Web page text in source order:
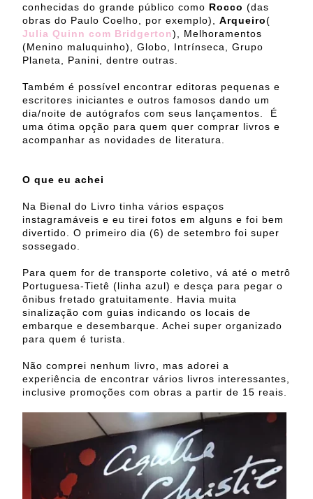
conhecidas do grande público como Rocco (das
obras do Paulo Coelho, por exemplo), Arqueiro(
Julia Quinn com Bridgerton), Melhoramentos
(Menino maluquinho), Globo, Intrínseca, Grupo
Planeta, Panini, dentre outras.
Também é possível encontrar editoras pequenas e
escritores iniciantes e outros famosos dando um
dia/noite de autógrafos com seus lançamentos. É
uma ótima opção para quem quer comprar livros e
acompanhar as novidades de literatura.
O que eu achei
Na Bienal do Livro tinha vários espaços
instagramáveis e eu tirei fotos em alguns e foi bem
divertido. O primeiro dia (6) de setembro foi super
sossegado.
Para quem for de transporte coletivo, vá até o metrô
Portuguesa-Tietê (linha azul) e desça para pegar o
ônibus fretado gratuitamente. Havia muita
sinalização com guias indicando os locais de
embarque e desembarque. Achei super organizado
para quem é turista.
Não comprei nenhum livro, mas adorei a
experiência de encontrar vários livros interessantes,
inclusive promoções com obras a partir de 15 reais.